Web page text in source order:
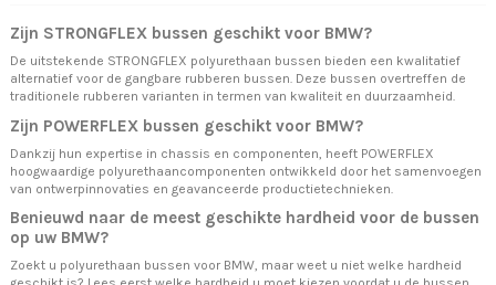
Zijn STRONGFLEX bussen geschikt voor BMW?
De uitstekende STRONGFLEX polyurethaan bussen bieden een kwalitatief
alternatief voor de gangbare rubberen bussen. Deze bussen overtreffen de
traditionele rubberen varianten in termen van kwaliteit en duurzaamheid.
Zijn POWERFLEX bussen geschikt voor BMW?
Dankzij hun expertise in chassis en componenten, heeft POWERFLEX
hoogwaardige polyurethaancomponenten ontwikkeld door het samenvoegen
van ontwerpinnovaties en geavanceerde productietechnieken.
Benieuwd naar de meest geschikte hardheid voor de bussen
op uw BMW?
Zoekt u polyurethaan bussen voor BMW, maar weet u niet welke hardheid